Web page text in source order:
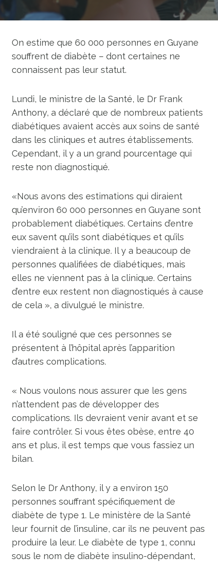
On estime que 60 000 personnes en Guyane
souffrent de diabète – dont certaines ne
connaissent pas leur statut.
Lundi, le ministre de la Santé, le Dr Frank
Anthony, a déclaré que de nombreux patients
diabétiques avaient accès aux soins de santé
dans les cliniques et autres établissements.
Cependant, il y a un grand pourcentage qui
reste non diagnostiqué.
«Nous avons des estimations qui diraient
qu’environ 60 000 personnes en Guyane sont
probablement diabétiques. Certains d’entre
eux savent qu’ils sont diabétiques et qu’ils
viendraient à la clinique. Il y a beaucoup de
personnes qualifiées de diabétiques, mais
elles ne viennent pas à la clinique. Certains
d’entre eux restent non diagnostiqués à cause
de cela », a divulgué le ministre.
Il a été souligné que ces personnes se
présentent à l’hôpital après l’apparition
d’autres complications.
« Nous voulons nous assurer que les gens
n’attendent pas de développer des
complications. Ils devraient venir avant et se
faire contrôler. Si vous êtes obèse, entre 40
ans et plus, il est temps que vous fassiez un
bilan.
Selon le Dr Anthony, il y a environ 150
personnes souffrant spécifiquement de
diabète de type 1. Le ministère de la Santé
leur fournit de l’insuline, car ils ne peuvent pas
produire la leur. Le diabète de type 1, connu
sous le nom de diabète insulino-dépendant,